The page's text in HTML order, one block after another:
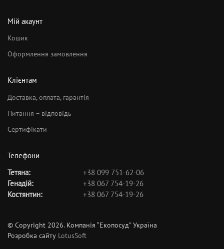
Мій акаунт
Кошик
Оформлення замовлення
Клієнтам
Доставка, оплата, гарантія
Питання – відповідь
Сертифікати
Телефони
Тетяна:
+38 099 751-62-06
Генадій:
+38 067 754-19-26
Костянтин:
+38 067 754-19-26
© Copyright 2026. Компанія “Екопосуд” Україна
Розробка сайту LotusSoft